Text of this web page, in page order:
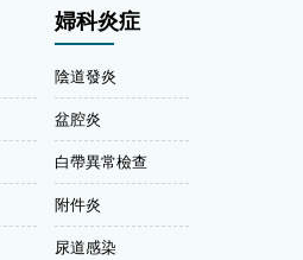
婦科炎症
陰道發炎
盆腔炎
白帶異常檢查
附件炎
尿道感染